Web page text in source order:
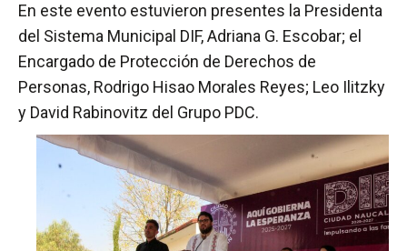
En este evento estuvieron presentes la Presidenta
del Sistema Municipal DIF, Adriana G. Escobar; el
Encargado de Protección de Derechos de
Personas, Rodrigo Hisao Morales Reyes; Leo Ilitzky
y David Rabinovitz del Grupo PDC.